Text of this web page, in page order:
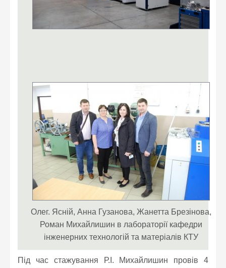
Олег. Ясній, Анна Гузанова, Жанетта Брезінова,
Роман Михайлишин в лабораторії кафедри
інженерних технологій та матеріалів КТУ
Під час стажування Р.І. Михайлишин провів 4